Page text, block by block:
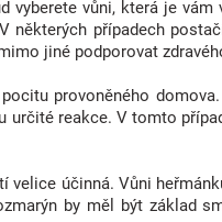
vyberete vůni, která je
některých případech
jiné podporovat
provoněného
určité reakce. V tomto
účinná. Vůni
by měl být základ